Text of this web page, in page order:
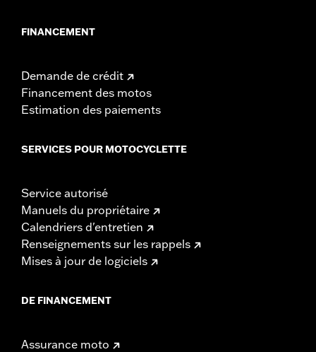
FINANCEMENT
Demande de crédit
Financement des motos
Estimation des paiements
SERVICES POUR MOTOCYCLETTE
Service autorisé
Manuels du propriétaire
Calendriers d'entretien
Renseignements sur les rappels
Mises à jour de logiciels
DE FINANCEMENT
Assurance moto